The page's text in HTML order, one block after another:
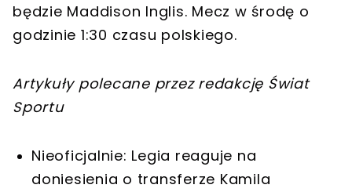
będzie Maddison Inglis. Mecz w środę o
godzinie 1:30 czasu polskiego.
Artykuły polecane przez redakcję Świat
Sportu
Nieoficjalnie: Legia reaguje na
doniesienia o transferze Kamila